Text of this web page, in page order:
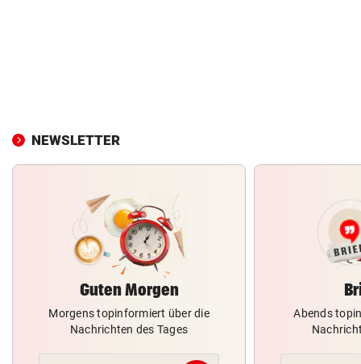
NEWSLETTER
Guten Morgen
Morgens topinformiert über die
Nachrichten des Tages
Abends